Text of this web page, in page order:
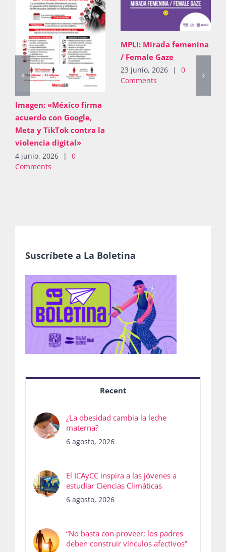
Imagen: «México firma
acuerdo con Google,
Meta y TikTok contra la
violencia digital»
4 junio, 2026 |
0
Comments
MPLI: Mirada femenina
/ Female Gaze
23 junio, 2026 |
0
Comments
Suscríbete a La Boletina
Recent
¿La obesidad cambia la leche
materna?
6 agosto, 2026
El ICAyCC inspira a las jóvenes a
estudiar Ciencias Climáticas
6 agosto, 2026
“No basta con proveer; los padres
deben construir vínculos afectivos”